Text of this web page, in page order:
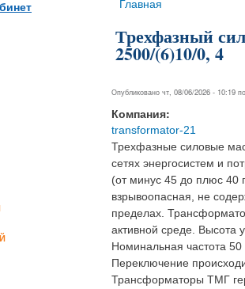
Вы здесь
Главная
Трехфазный
2500/(6)10/0, 4
Опубликовано чт, 08/06/2026 - 10:19
Компания:
transformator-21
Трехфазные силовые
сетях энергосистем и
(от минус 45 до плюс 40
взрывоопасная, не
пределах.
активной среде. Высота
Номинальная частота
Переключение
Трансформаторы ТМГ